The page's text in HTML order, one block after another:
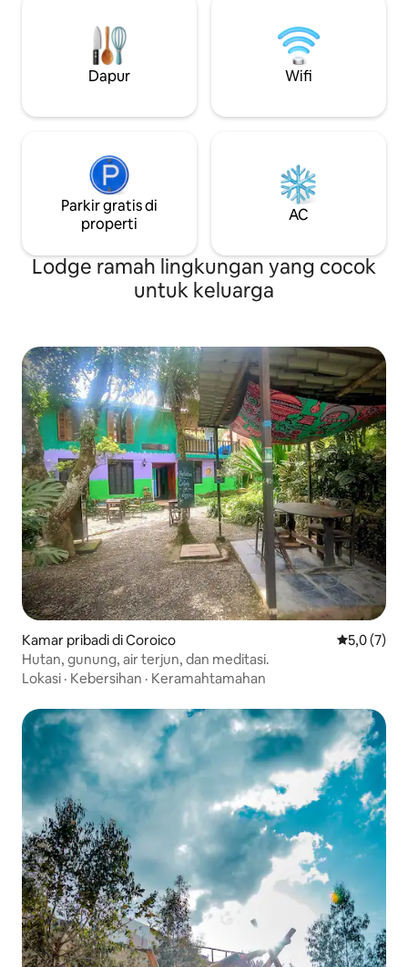
berjalan - jalan di sore hari dan ada
perapian untuk menikmati malam yang
penuh bintang.
Dapur Wifi
Parkir gratis di
properti
AC
Lodge ramah lingkungan yang cocok
untuk keluarga
Kamar pribadi di Coroico Nilai rata-
5,0 (7)
Hutan, gunung, air terjun, dan meditasi.
Lokasi · Kebersihan · Keramahtamahan